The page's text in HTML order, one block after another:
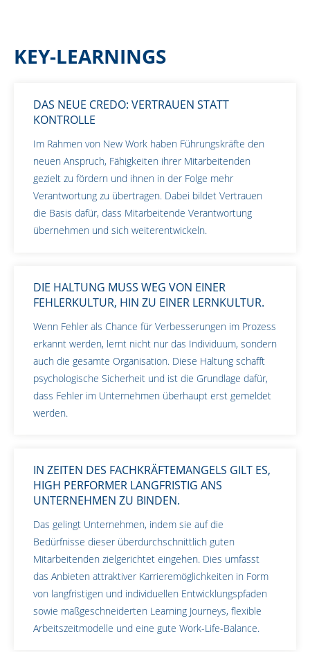
KEY-LEARNINGS
DAS NEUE CREDO: VERTRAUEN STATT
KONTROLLE
Im Rahmen von New Work haben Führungskräfte den
neuen Anspruch, Fähigkeiten ihrer Mitarbeitenden
gezielt zu fördern und ihnen in der Folge mehr
Verantwortung zu übertragen. Dabei bildet Vertrauen
die Basis dafür, dass Mitarbeitende Verantwortung
übernehmen und sich weiterentwickeln.
DIE HALTUNG MUSS WEG VON EINER
FEHLERKULTUR, HIN ZU EINER LERNKULTUR.
Wenn Fehler als Chance für Verbesserungen im Prozess
erkannt werden, lernt nicht nur das Individuum, sondern
auch die gesamte Organisation. Diese Haltung schafft
psychologische Sicherheit und ist die Grundlage dafür,
dass Fehler im Unternehmen überhaupt erst gemeldet
werden.
IN ZEITEN DES FACHKRÄFTEMANGELS GILT ES,
HIGH PERFORMER LANGFRISTIG ANS
UNTERNEHMEN ZU BINDEN.
Das gelingt Unternehmen, indem sie auf die
Bedürfnisse dieser überdurchschnittlich guten
Mitarbeitenden zielgerichtet eingehen. Dies umfasst
das Anbieten attraktiver Karrieremöglichkeiten in Form
von langfristigen und individuellen Entwicklungspfaden
sowie maßgeschneiderten Learning Journeys, flexible
Arbeitszeitmodelle und eine gute Work-Life-Balance.